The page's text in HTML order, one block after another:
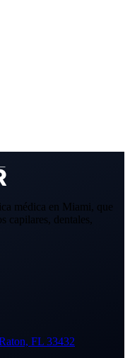
médica en Miami, que
capilares, dentales,
FL 33432